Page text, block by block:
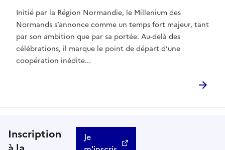
Initié par la Région Normandie, le Millenium des
Normands s’annonce comme un temps fort majeur, tant
par son ambition que par sa portée. Au-delà des
célébrations, il marque le point de départ d’une
coopération inédite...
Inscription
Je